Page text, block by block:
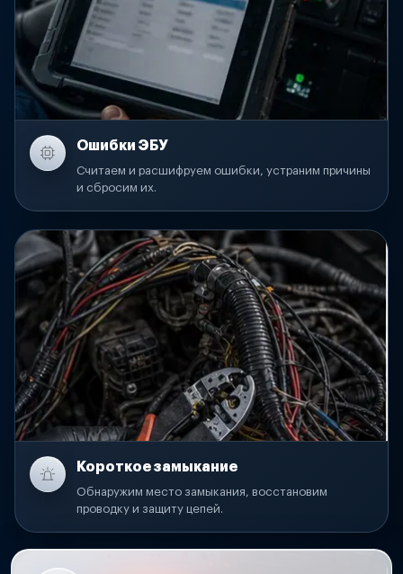
Ошибки ЭБУ
Считаем и расшифруем ошибки, устраним причины
и сбросим их.
Короткое замыкание
Обнаружим место замыкания, восстановим
проводку и защиту цепей.